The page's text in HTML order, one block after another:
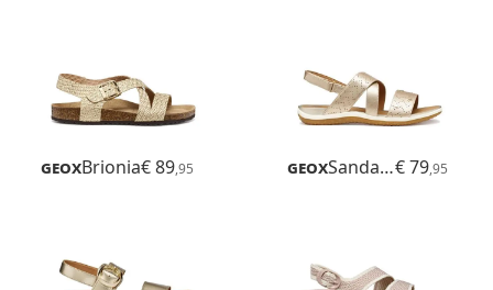
GeoxBrionia€ 89,95 Geox Sandal Vega€ 79,95